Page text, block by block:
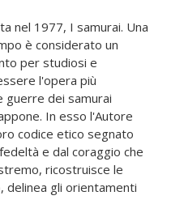
nel 1977, I samurai. Una
è considerato un
per studiosi e
l'opera più
guerre dei samurai
In esso l'Autore
codice etico segnato
e dal coraggio che
ricostruisce le
delinea gli orientamenti